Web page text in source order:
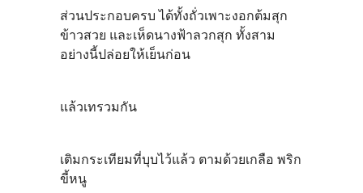
ส่วนประกอบครบ ได้ทั้งถั่วเพาะงอกต้มสุก
ข้าวสวย และเห็ดนางฟ้าลวกสุก ทั้งสาม
อย่างนี้ปล่อยให้เย็นก่อน
แล้วเทรวมกัน
เติมกระเทียมที่บุบไว้แล้ว ตามด้วยเกลือ พริก
ขี้หนู